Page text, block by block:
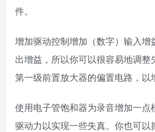
件。
增加驱动控制增加（数字）输入增
出增益，所以你可以很容易地调整
第一级前置放大器的偏置电路，以
使用电子管饱和器为录音增加一点
驱动力以实现一些失真。你也可以